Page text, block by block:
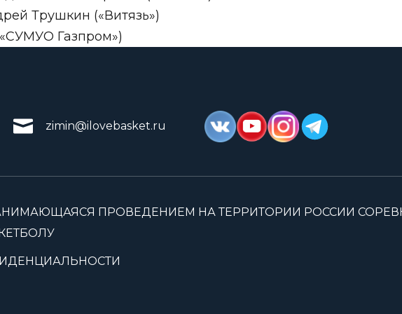
Трушкин («Витязь»)
Газпром»)
zimin@ilovebasket.ru
ПРОВЕДЕНИЕМ НА ТЕРРИТОРИИ РОССИИ